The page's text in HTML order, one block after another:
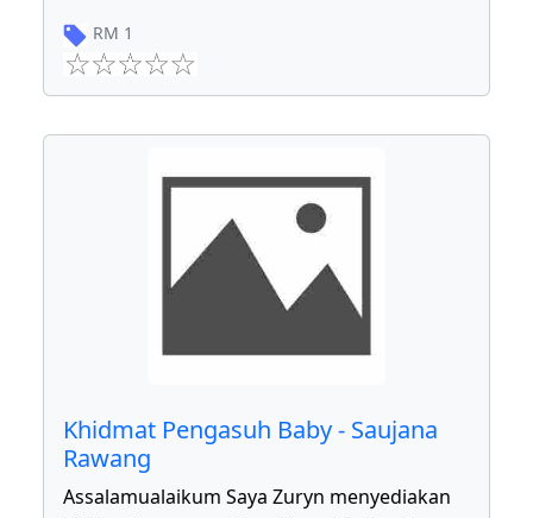
RM 1
Khidmat Pengasuh Baby - Saujana
Rawang
Assalamualaikum Saya Zuryn menyediakan